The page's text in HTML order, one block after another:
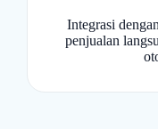
Integrasi
penjualan